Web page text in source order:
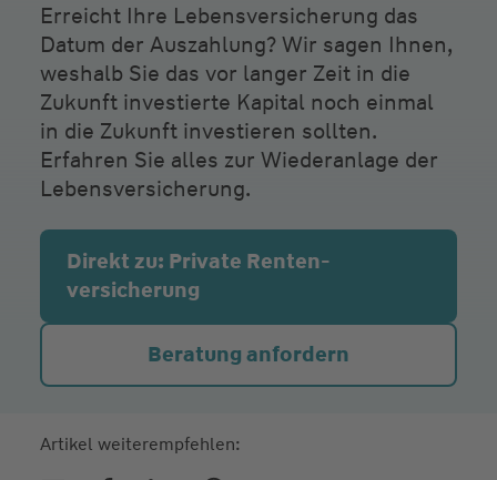
Erreicht Ihre Lebensversicherung das
Datum der Auszahlung? Wir sagen Ihnen,
weshalb Sie das vor langer Zeit in die
Zukunft investierte Kapital noch einmal
in die Zukunft investieren sollten.
Erfahren Sie alles zur Wiederanlage der
Lebensversicherung.
Direkt zu: Private Renten­
versicherung
Beratung anfordern
Artikel weiterempfehlen: